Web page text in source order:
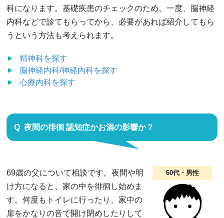
科になります。基礎疾患のチェックのため、一度、脳神経
内科などで診てもらってから、必要があれば紹介してもら
うという方法も考えられます。
精神科を探す
脳神経内科/神経内科を探す
心療内科を探す
夜間の徘徊 認知症かお酒の影響か？
60代・男性
69歳の父について相談です。夜間や明
け方になると、家の中を徘徊し始めま
す。何度もトイレに行ったり、家中の
扉をかなりの音で開け閉めしたりして